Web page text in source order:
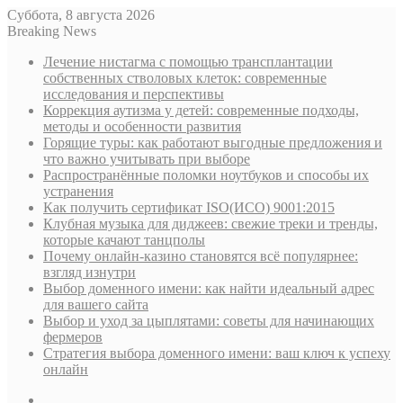
Суббота, 8 августа 2026
Breaking News
Лечение нистагма с помощью трансплантации
собственных стволовых клеток: современные
исследования и перспективы
Коррекция аутизма у детей: современные подходы,
методы и особенности развития
Горящие туры: как работают выгодные предложения и
что важно учитывать при выборе
Распространённые поломки ноутбуков и способы их
устранения
Как получить сертификат ISO(ИСО) 9001:2015
Клубная музыка для диджеев: свежие треки и тренды,
которые качают танцполы
Почему онлайн-казино становятся всё популярнее:
взгляд изнутри
Выбор доменного имени: как найти идеальный адрес
для вашего сайта
Выбор и уход за цыплятами: советы для начинающих
фермеров
Стратегия выбора доменного имени: ваш ключ к успеху
онлайн